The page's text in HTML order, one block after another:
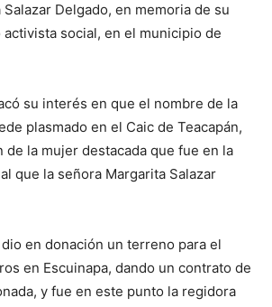
Delgado, en memoria de su
social, en el municipio de
su interés en que el nombre de la
plasmado en el Caic de Teacapán,
de la mujer destacada que fue en la
que la señora Margarita Salazar
en donación un terreno para el
en Escuinapa, dando un contrato de
y fue en este punto la regidora